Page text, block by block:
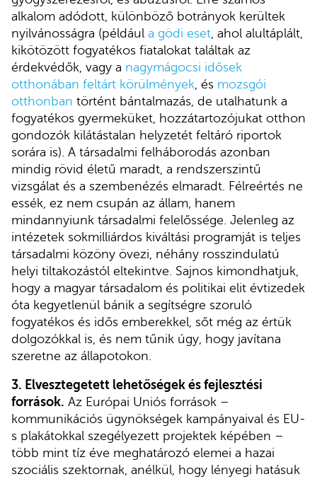
alkalom adódott, különböző botrányok kerültek
nyilvánosságra (például a gödi eset , ahol alultáplált,
kikötözött fogyatékos fiatalokat találtak az
érdekvédők, vagy a nagymágocsi idősek
otthonában feltárt körülmények , és mozsgói
otthonban történt bántalmazás, de utalhatunk a
fogyatékos gyermeküket, hozzátartozójukat otthon
gondozók kilátástalan helyzetét feltáró riportok
sorára is). A társadalmi felháborodás azonban
mindig rövid életű maradt, a rendszerszintű
vizsgálat és a szembenézés elmaradt. Félreértés ne
essék, ez nem csupán az állam, hanem
mindannyiunk társadalmi felelőssége. Jelenleg az
intézetek sokmilliárdos kiváltási programját is teljes
társadalmi közöny övezi, néhány rosszindulatú
helyi tiltakozástól eltekintve. Sajnos kimondhatjuk,
hogy a magyar társadalom és politikai elit évtizedek
óta kegyetlenül bánik a segítségre szoruló
fogyatékos és idős emberekkel, sőt még az értük
dolgozókkal is, és nem tűnik úgy, hogy javítana
szeretne az állapotokon.
3. Elvesztegetett lehetőségek és fejlesztési
források. Az Európai Uniós források –
kommunikációs ügynökségek kampányaival és EU-
s plakátokkal szegélyezett projektek képében –
több mint tíz éve meghatározó elemei a hazai
szociális szektornak, anélkül, hogy lényegi hatásuk